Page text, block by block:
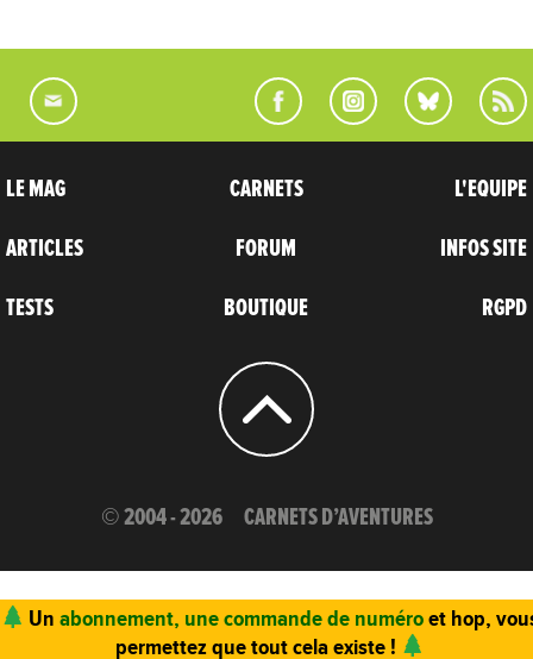
LE MAG
ARTICLES
TESTS
CARNETS
FORUM
BOUTIQUE
L'EQUIPE
INFOS SITE
RGPD
© 2004 - 2026 CARNETS D’AVENTURES
Un abonnement, une commande de numéroet hop,
permettez que tout cela existe !